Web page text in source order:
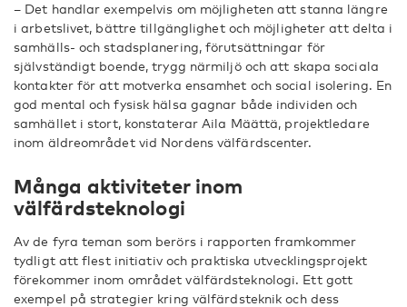
– Det handlar exempelvis om möjligheten att stanna längre
i arbetslivet, bättre tillgänglighet och möjligheter att delta i
samhälls- och stadsplanering, förutsättningar för
självständigt boende, trygg närmiljö och att skapa sociala
kontakter för att motverka ensamhet och social isolering. En
god mental och fysisk hälsa gagnar både individen och
samhället i stort, konstaterar Aila Määttä, projektledare
inom äldreområdet vid Nordens välfärdscenter.
Många aktiviteter inom
välfärdsteknologi
Av de fyra teman som berörs i rapporten framkommer
tydligt att flest initiativ och praktiska utvecklingsprojekt
förekommer inom området välfärdsteknologi. Ett gott
exempel på strategier kring välfärdsteknik och dess